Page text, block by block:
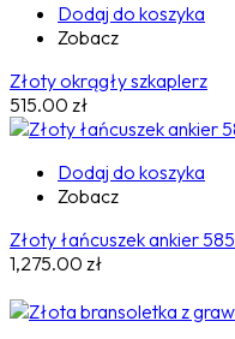
Dodaj do koszyka
Zobacz
Złoty okrągły szkaplerz
515.00 zł
Dodaj do koszyka
Zobacz
Złoty łańcuszek ankier 585
1,275.00 zł